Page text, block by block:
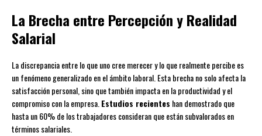
La Brecha entre Percepción y Realidad
Salarial
La discrepancia entre lo que uno cree merecer y lo que realmente percibe es
un fenómeno generalizado en el ámbito laboral. Esta brecha no solo afecta la
satisfacción personal, sino que también impacta en la productividad y el
compromiso con la empresa.Estudios recientes han demostrado que
hasta un 60% de los trabajadores consideran que están subvalorados en
términos salariales.